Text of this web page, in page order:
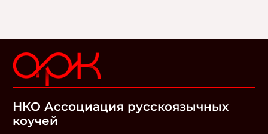
НКО Ассоциация русскоязычных
коучей